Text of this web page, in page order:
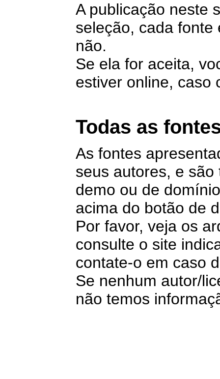
A publicação neste
seleção, cada fonte
não.
Se ela for aceita,
estiver online, caso
Todas as
As fontes
seus autores, e
demo ou de
acima do botão de
Por favor, veja os
consulte o site
contate-o em caso
Se nenhum autor/
não temos